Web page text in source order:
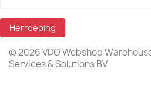
Herroeping
© 2026 VDO Webshop
Services & Solutions BV